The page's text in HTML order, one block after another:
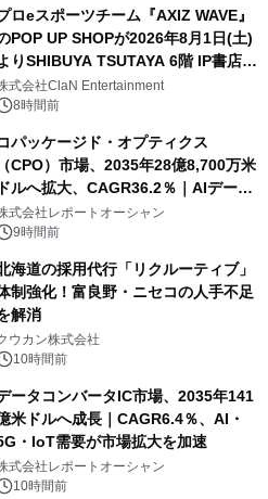
ロeスポーツチーム『AXIZ WAVE』
POP UP SHOPが2026年8月1日(土)
りSHIBUYA TSUTAYA 6階 IP書店で
催決定！！
式会社ClaN Entertainment
8時間前
パッケージド・オプティクス
（CPO）市場、2035年28億8,700万米
ドルへ拡大、CAGR36.2％｜AIデータ
ンター・高速光通信需要が成長を加
式会社レポートオーシャン
9時間前
海道の採用代行「リクルーティブ」
制強化！富良野・ニセコの人手不足
解消
ウカン株式会社
10時間前
ータコンバータIC市場、2035年141
米ドルへ成長｜CAGR6.4％、AI・
・IoT需要が市場拡大を加速
式会社レポートオーシャン
10時間前